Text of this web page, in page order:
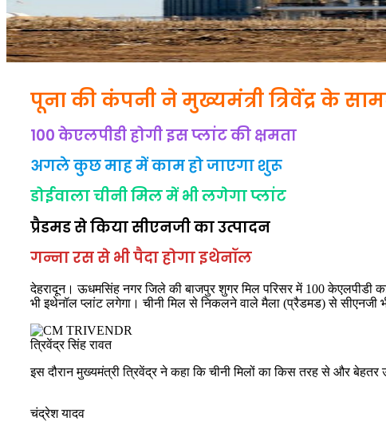
पूना की कंपनी ने मुख्यमंत्री त्रिवेंद्र के
100 केएलपीडी होगी इस प्लांट की क्षमता
अगले कुछ माह में काम हो जाएगा शुरू
डोईवाला चीनी मिल में भी लगेगा प्लांट
प्रैडमड से किया सीएनजी का उत्पादन
गन्ना रस से भी पैदा होगा इथेनॉल
देहरादून। ऊधमसिंह नगर जिले की बाजपुर शुगर मिल परिसर में 100 केएलपीडी
भी इथेनॉल प्लांट लगेगा। चीनी मिल से निकलने वाले मैला (प्रैडमड) से सीएनजी
त्रिवेंद्र सिंह रावत
इस दौरान मुख्यमंत्री त्रिवेंद्र ने कहा कि चीनी मिलों का किस तरह से और
चंद्रेश यादव